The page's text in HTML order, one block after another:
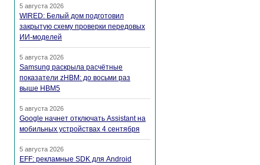
5 августа 2026
WIRED: Белый дом подготовил
закрытую схему проверки передовых
ИИ-моделей
5 августа 2026
Samsung раскрыла расчётные
показатели zHBM: до восьми раз
выше HBM5
5 августа 2026
Google начнет отключать Assistant на
мобильных устройствах 4 сентября
5 августа 2026
EFF: рекламные SDK для Android